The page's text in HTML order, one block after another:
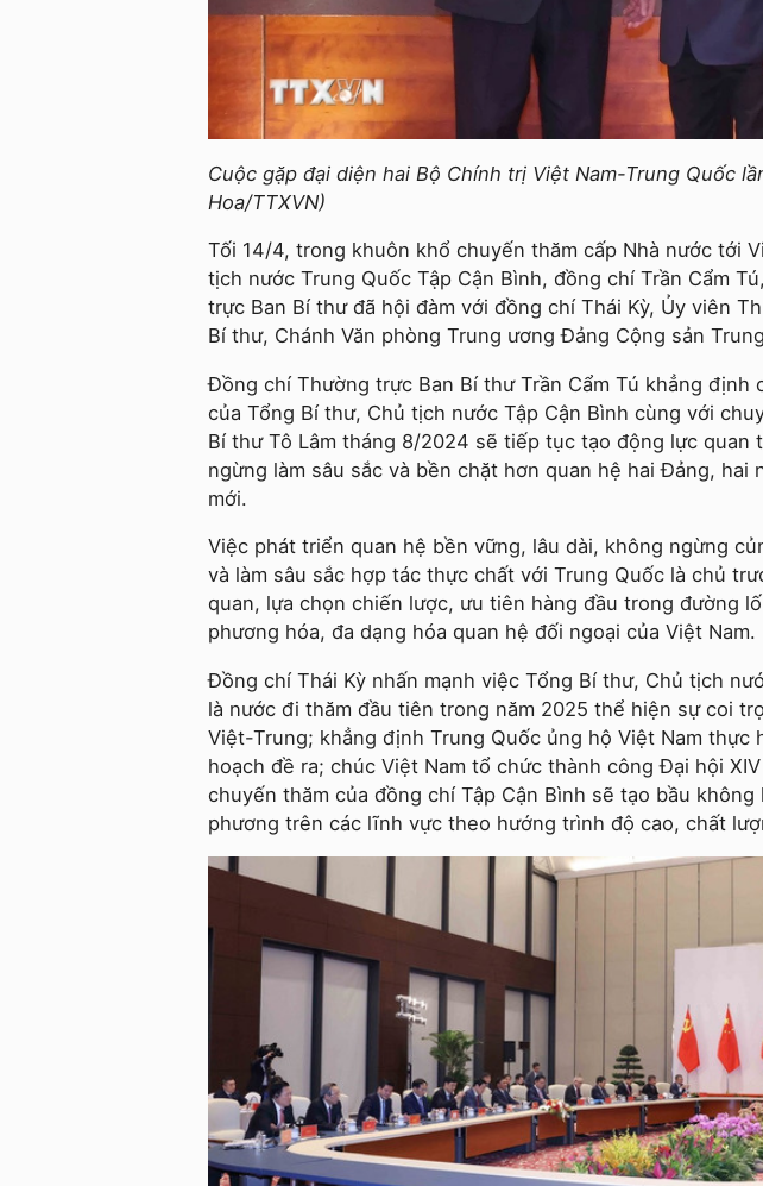
Cuộc gặp đại diện hai Bộ Chính trị Việt Nam-Trung Quốc
Hoa/TTXVN)
Tối 14/4, trong khuôn khổ chuyến thăm cấp Nhà nước tới
tịch nước Trung Quốc Tập Cận Bình, đồng chí Trần Cẩm
trực Ban Bí thư đã hội đàm với đồng chí Thái Kỳ, Ủy viên
Bí thư, Chánh Văn phòng Trung ương Đảng Cộng sản
Đồng chí Thường trực Ban Bí thư Trần Cẩm Tú khẳng định
của Tổng Bí thư, Chủ tịch nước Tập Cận Bình cùng với
Bí thư Tô Lâm tháng 8/2024 sẽ tiếp tục tạo động lực quan
ngừng làm sâu sắc và bền chặt hơn quan hệ hai Đảng,
mới.
Việc phát triển quan hệ bền vững, lâu dài, không ngừng
và làm sâu sắc hợp tác thực chất với Trung Quốc là chủ
quan, lựa chọn chiến lược, ưu tiên hàng đầu trong đường
phương hóa, đa dạng hóa quan hệ đối ngoại của Việt Nam.
Đồng chí Thái Kỳ nhấn mạnh việc Tổng Bí thư, Chủ tịch
là nước đi thăm đầu tiên trong năm 2025 thể hiện sự coi
Việt-Trung; khẳng định Trung Quốc ủng hộ Việt Nam thực
hoạch đề ra; chúc Việt Nam tổ chức thành công Đại hội
chuyến thăm của đồng chí Tập Cận Bình sẽ tạo bầu
phương trên các lĩnh vực theo hướng trình độ cao, chất